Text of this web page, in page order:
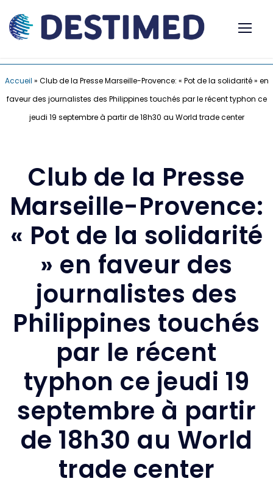
Accueil » Club de la Presse Marseille-Provence: « Pot de la solidarité » en
faveur des journalistes des Philippines touchés par le récent typhon ce
jeudi 19 septembre à partir de 18h30 au World trade center
Club de la Presse
Marseille-Provence:
« Pot de la solidarité
» en faveur des
journalistes des
Philippines touchés
par le récent
typhon ce jeudi 19
septembre à partir
de 18h30 au World
trade center